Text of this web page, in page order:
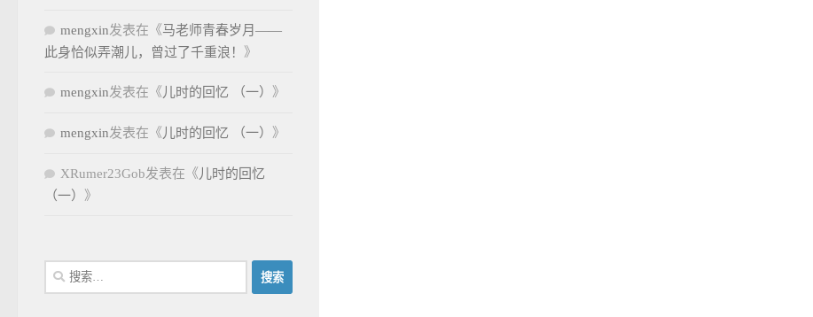
mengxin发表在《马老师青春岁月——
此身恰似弄潮儿，曾过了千重浪！ 》
mengxin发表在《儿时的回忆 （一） 》
mengxin发表在《儿时的回忆 （一） 》
XRumer23Gob发表在《儿时的回忆
（一） 》
搜
索：